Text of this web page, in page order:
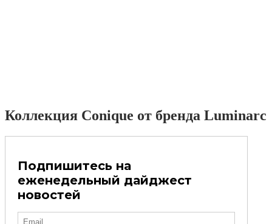
Коллекция Conique от бренда Luminarc
Подпишитесь на
еженедельный дайджест
новостей